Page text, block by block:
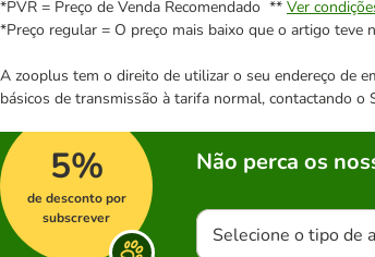
*PVR = Preço de Venda Recomendado ** Ver
*Preço regular = O preço mais baixo que o artigo teve
A zooplus tem o direito de utilizar o seu endereço de
básicos de transmissão à tarifa normal, contactando
5%
de desconto por
subscrever
Não perca os
Selecione o tipo de